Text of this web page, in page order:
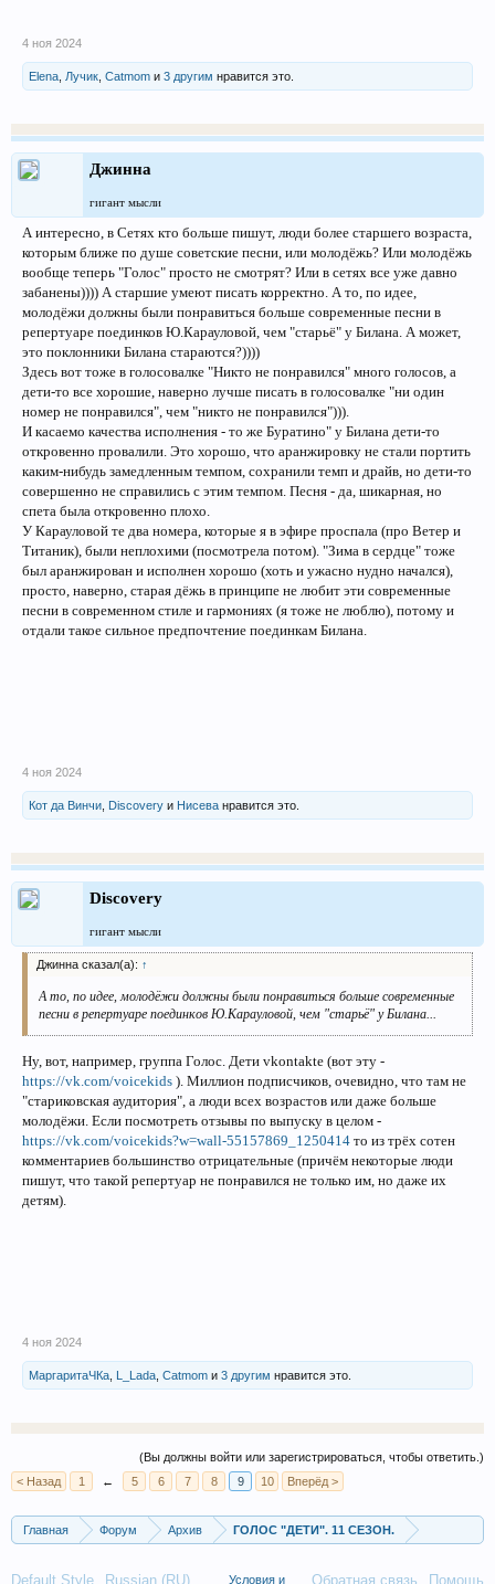
4 ноя 2024
Elena Лучик Catmom и 3 другим нравится это.
Джинна
гигант мысли
А интересно, в Сетях кто больше пишут, люди более старшего возраста,
которым ближе по душе советские песни, или молодёжь? Или молодёжь
вообще теперь "Голос" просто не смотрят? Или в сетях все уже давно
забанены)))) А старшие умеют писать корректно. А то, по идее,
молодёжи должны были понравиться больше современные песни в
репертуаре поединков Ю.Карауловой, чем "старьё" у Билана. А может,
это поклонники Билана стараются?))))
Здесь вот тоже в голосовалке "Никто не понравился" много голосов, а
дети-то все хорошие, наверно лучше писать в голосовалке "ни один
номер не понравился", чем "никто не понравился"))).
И касаемо качества исполнения - то же Буратино" у Билана дети-то
откровенно провалили. Это хорошо, что аранжировку не стали портить
каким-нибудь замедленным темпом, сохранили темп и драйв, но дети-то
совершенно не справились с этим темпом. Песня - да, шикарная, но
спета была откровенно плохо.
У Карауловой те два номера, которые я в эфире проспала (про Ветер и
Титаник), были неплохими (посмотрела потом). "Зима в сердце" тоже
был аранжирован и исполнен хорошо (хоть и ужасно нудно начался),
просто, наверно, старая дёжь в принципе не любит эти современные
песни в современном стиле и гармониях (я тоже не люблю), потому и
отдали такое сильное предпочтение поединкам Билана.
4 ноя 2024
Кот да Винчи Discovery и Нисева нравится это.
Discovery
гигант мысли
Джинна сказал(а): ↑
А то, по идее, молодёжи должны были понравиться больше современные
песни в репертуаре поединков Ю.Карауловой, чем "старьё" у Билана...
Ну, вот, например, группа Голос. Дети vkontakte (вот эту -
https://vk.com/voicekids ). Миллион подписчиков, очевидно, что там не
"стариковская аудитория", а люди всех возрастов или даже больше
молодёжи. Если посмотреть отзывы по выпуску в целом -
https://vk.com/voicekids?w=wall-55157869_1250414 то из трёх сотен
комментариев большинство отрицательные (причём некоторые люди
пишут, что такой репертуар не понравился не только им, но даже их
детям).
4 ноя 2024
МаргаритаЧКа L_Lada Catmom и 3 другим нравится это.
(Вы должны войти или зарегистрироваться, чтобы ответить.)
< Назад
1 ← 5 6 7 8 9 10 Вперёд >
Главная Форум Архив ГОЛОС "ДЕТИ". 11 СЕЗОН.
Default Style Russian (RU) Обратная связь Помощь
Условия и